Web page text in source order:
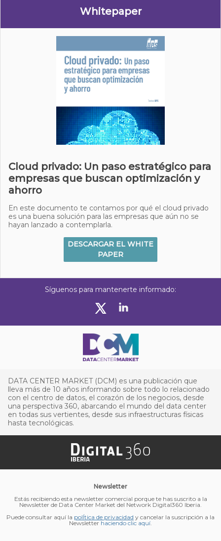
Whitepaper
Cloud privado: Un paso estratégico para
empresas que buscan optimización y
ahorro
En este documento te contamos por qué el cloud privado
es una buena solución para las empresas que aún no se
hayan lanzado a contemplarla.
DESCARGAR EL WHITE
PAPER
Síguenos para mantenerte informado:
DATA CENTER MARKET (DCM) es una publicación que
lleva más de 10 años informando sobre todo lo relacionado
con el centro de datos, el corazón de los negocios, desde
una perspectiva 360, abarcando el mundo del data center
en todas sus vertientes, desde sus infraestructuras físicas
hasta tecnológicas.
Newsletter
Estás recibiendo esta newsletter comercial porque te has suscrito a la
Newsletter de Data Center Market del Network Digital360 Iberia.
Puede consultar aquí la polÍtica de privacidad y cancelar la suscripción a la
Newsletter haciendo clic aquí.